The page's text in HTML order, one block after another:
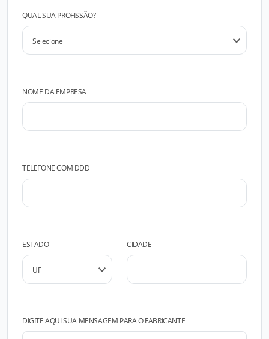
QUAL SUA PROFISSÃO?
NOME DA EMPRESA
TELEFONE COM DDD
ESTADO CIDADE
DIGITE AQUI SUA MENSAGEM PARA O FABRICANTE